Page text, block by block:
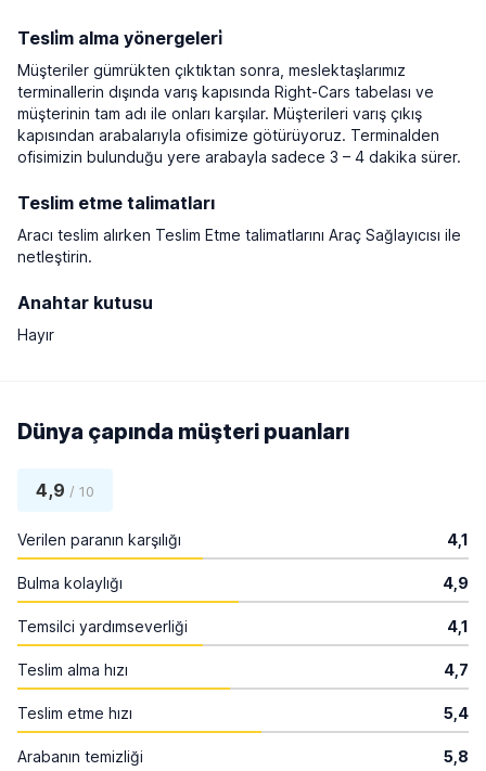
Tesli̇m alma yönergeleri̇
Müşteriler gümrükten çıktıktan sonra, meslektaşlarımız
terminallerin dışında varış kapısında Right-Cars tabelası ve
müşterinin tam adı ile onları karşılar. Müşterileri varış çıkış
kapısından arabalarıyla ofisimize götürüyoruz. Terminalden
ofisimizin bulunduğu yere arabayla sadece 3 – 4 dakika sürer.
Teslim etme talimatları
Aracı teslim alırken Teslim Etme talimatlarını Araç Sağlayıcısı ile
netleştirin.
Anahtar kutusu
Hayır
Dünya çapında müşteri puanları
4,9 / 10
Verilen paranın karşılığı 4,1
Bulma kolaylığı 4,9
Temsilci yardımseverliği 4,1
Teslim alma hızı 4,7
Teslim etme hızı 5,4
Arabanın temizliği 5,8